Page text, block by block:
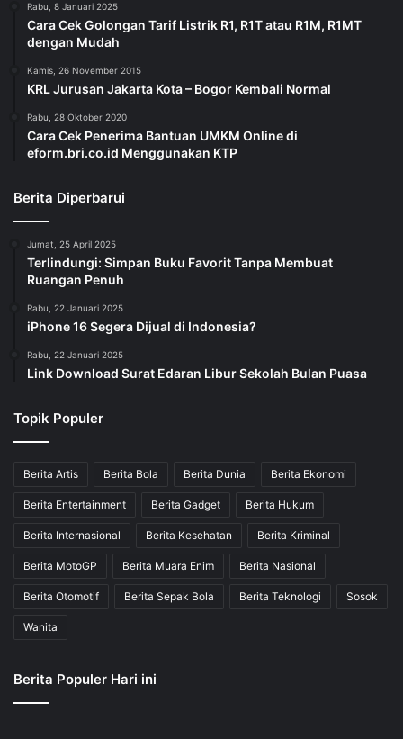
Rabu, 8 Januari 2025
Cara Cek Golongan Tarif Listrik R1, R1T atau R1M, R1MT
dengan Mudah
Kamis, 26 November 2015
KRL Jurusan Jakarta Kota – Bogor Kembali Normal
Rabu, 28 Oktober 2020
Cara Cek Penerima Bantuan UMKM Online di
eform.bri.co.id Menggunakan KTP
Berita Diperbarui
Jumat, 25 April 2025
Terlindungi: Simpan Buku Favorit Tanpa Membuat
Ruangan Penuh
Rabu, 22 Januari 2025
iPhone 16 Segera Dijual di Indonesia?
Rabu, 22 Januari 2025
Link Download Surat Edaran Libur Sekolah Bulan Puasa
Topik Populer
Berita Artis Berita Bola Berita Dunia Berita Ekonomi
Berita Entertainment Berita Gadget Berita Hukum
Berita Internasional Berita Kesehatan Berita Kriminal
Berita MotoGP Berita Muara Enim Berita Nasional
Berita Otomotif Berita Sepak Bola Berita Teknologi Sosok
Wanita
Berita Populer Hari ini